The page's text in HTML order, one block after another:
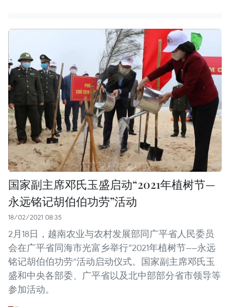
国家副主席邓氏玉盛启动“2021年植树节—
永远铭记胡伯伯功劳”活动
18/02/2021 08:35
2月18日，越南农业与农村发展部同广平省人民委员
会在广平省同海市光富乡举行“2021年植树节——永远
铭记胡伯伯功劳”活动启动仪式。国家副主席邓氏玉
盛和中央各部委、广平省以及北中部部分省市领导等
参加活动。